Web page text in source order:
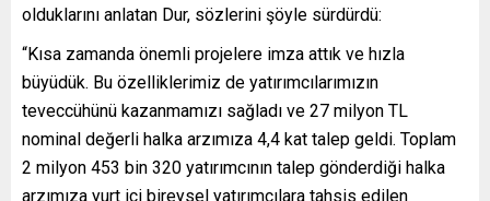
olduklarını anlatan Dur, sözlerini şöyle sürdürdü:
“Kısa zamanda önemli projelere imza attık ve hızla
büyüdük. Bu özelliklerimiz de yatırımcılarımızın
teveccühünü kazanmamızı sağladı ve 27 milyon TL
nominal değerli halka arzımıza 4,4 kat talep geldi. Toplam
2 milyon 453 bin 320 yatırımcının talep gönderdiği halka
arzımıza yurt içi bireysel yatırımcılara tahsis edilen